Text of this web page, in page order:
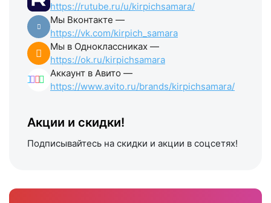
https://rutube.ru/u/kirpichsamara/
Мы Вконтакте —
https://vk.com/kirpich_samara
Мы в Одноклассниках —
https://ok.ru/kirpichsamara
Аккаунт в Авито —
https://www.avito.ru/brands/kirpichsamara/
Акции и скидки!
Подписывайтесь на скидки и акции в соцсетях!